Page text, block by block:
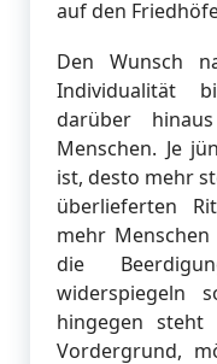
auf den
Den Wunsch
Individualität
darüber
Menschen. Je
ist, desto mehr
überlieferten
mehr
die
widerspiegeln
hingegen steht
Vordergrund,